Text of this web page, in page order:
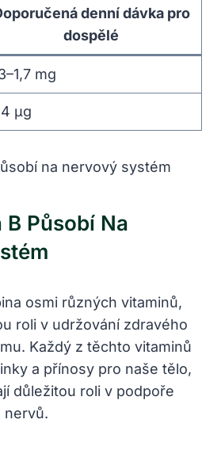
denní dávka pro
dospělé
mg
µg
Působí Na
osmi různých vitaminů,
roli v udržování zdravého
Každý z těchto vitaminů
a přínosy pro naše tělo,
důležitou roli v podpoře
nervů.